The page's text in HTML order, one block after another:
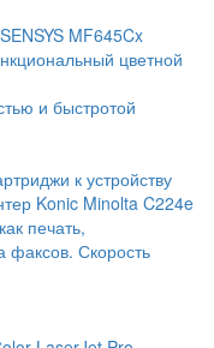
MF645Cx
цветной
и быстротой
к устройству
Konic Minolta C224e
печать,
факсов. Скорость